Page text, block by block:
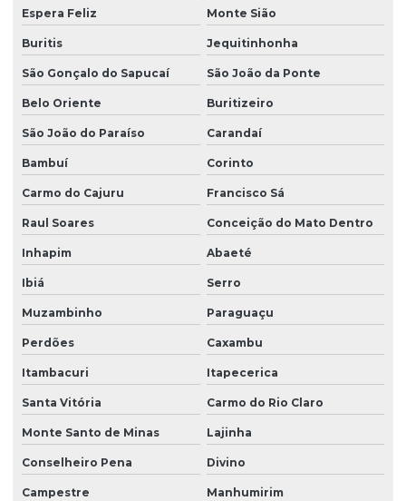
Espera Feliz Monte Sião
Buritis Jequitinhonha
São Gonçalo do Sapucaí São João da Ponte
Belo Oriente Buritizeiro
São João do Paraíso Carandaí
Bambuí Corinto
Carmo do Cajuru Francisco Sá
Raul Soares Conceição do Mato Dentro
Inhapim Abaeté
Ibiá Serro
Muzambinho Paraguaçu
Perdões Caxambu
Itambacuri Itapecerica
Santa Vitória Carmo do Rio Claro
Monte Santo de Minas Lajinha
Conselheiro Pena Divino
Campestre Manhumirim